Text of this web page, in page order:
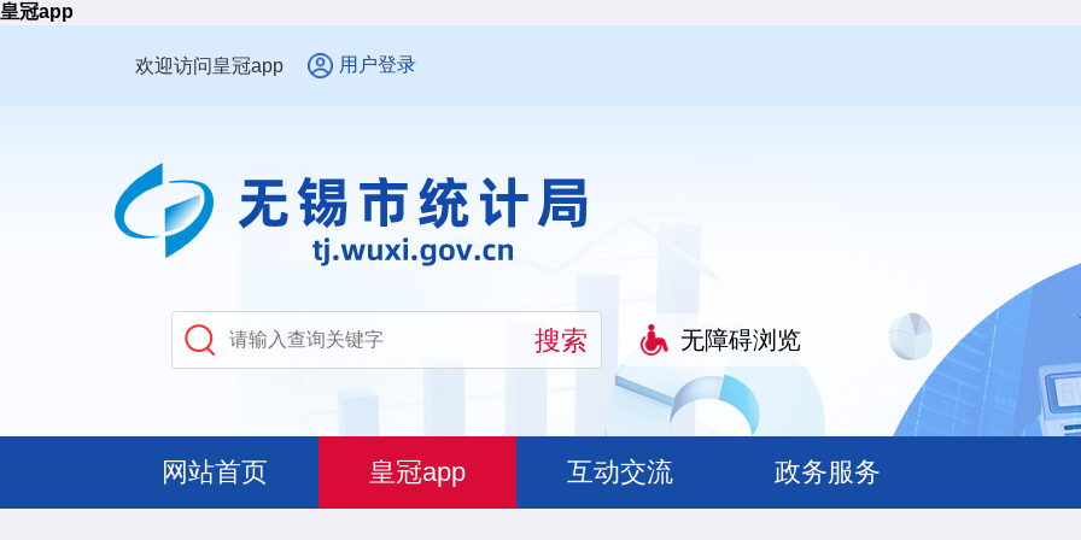
皇冠app
欢迎访问皇冠app 用户登录
无障碍浏览
网站首页 皇冠app 互动交流 政务服务